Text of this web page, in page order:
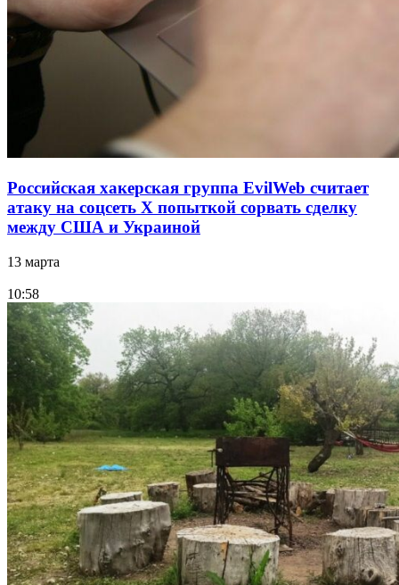
Российская хакерская группа EvilWeb считает
атаку на соцсеть Х попыткой сорвать сделку
между США и Украиной
13 марта
10:58